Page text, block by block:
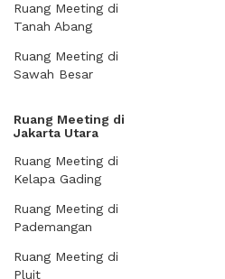
Ruang Meeting di
Tanah Abang
Ruang Meeting di
Sawah Besar
Ruang Meeting di
Jakarta Utara
Ruang Meeting di
Kelapa Gading
Ruang Meeting di
Pademangan
Ruang Meeting di
Pluit